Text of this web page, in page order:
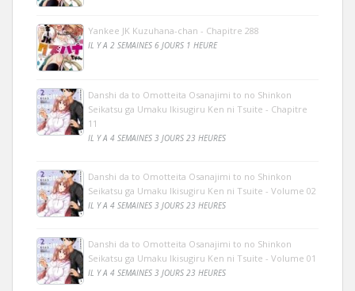
Yankee JK Kuzuhana-chan - Chapitre 288
IL Y A 2 SEMAINES 6 JOURS 1 HEURE
Danshi da to Omotteita Osanajimi to no Shinkon
Seikatsu ga Umaku Ikisugiru Ken ni Tsuite - Chapitre
11
IL Y A 4 SEMAINES 3 JOURS 23 HEURES
Danshi da to Omotteita Osanajimi to no Shinkon
Seikatsu ga Umaku Ikisugiru Ken ni Tsuite - Volume 02
IL Y A 4 SEMAINES 3 JOURS 23 HEURES
Danshi da to Omotteita Osanajimi to no Shinkon
Seikatsu ga Umaku Ikisugiru Ken ni Tsuite - Volume 01
IL Y A 4 SEMAINES 3 JOURS 23 HEURES